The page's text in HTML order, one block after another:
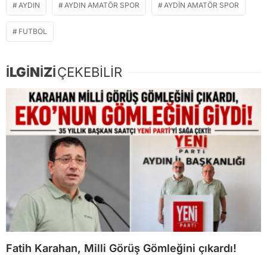
AYDIN AYDIN AMATÖR SPOR AYDIN AMATÖR SPOR
FUTBOL
İLGİNİZİÇEKEBİLİR
Fatih Karahan, Milli Görüş Gömleğini çıkardı!